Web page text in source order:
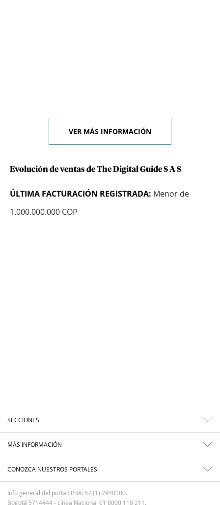
VER MÁS INFORMACIÓN
Evolución de ventas de The Digital Guide S A S
ÚLTIMA FACTURACIÓN REGISTRADA: Menor de
1.000.000.000 COP
SECCIONES
MÁS INFORMACIÓN
CONOZCA NUESTROS PORTALES
Info general del portal: PBX: 57 (1) 2940100.
Bogotá 5714444 - Línea Nacional 01 8000 110 211.